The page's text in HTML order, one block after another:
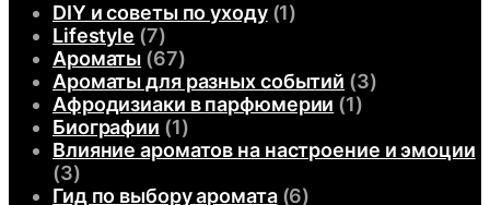
DIY и советы по уходу(1)
Lifestyle (7)
Ароматы (67)
Ароматы для разных событий (3)
Афродизиаки в парфюмерии (1)
Биографии (1)
Влияние ароматов на настроение и эмоции
(3)
Гид по выбору аромата(6)